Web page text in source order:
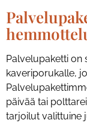
Palvelupaketti on
kaveriporukalle,
päivää tai
tarjoilut valittuine